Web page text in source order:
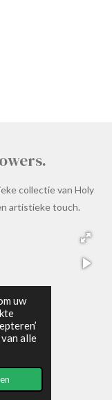
uw
alle
collectie van Holy
artistieke touch.